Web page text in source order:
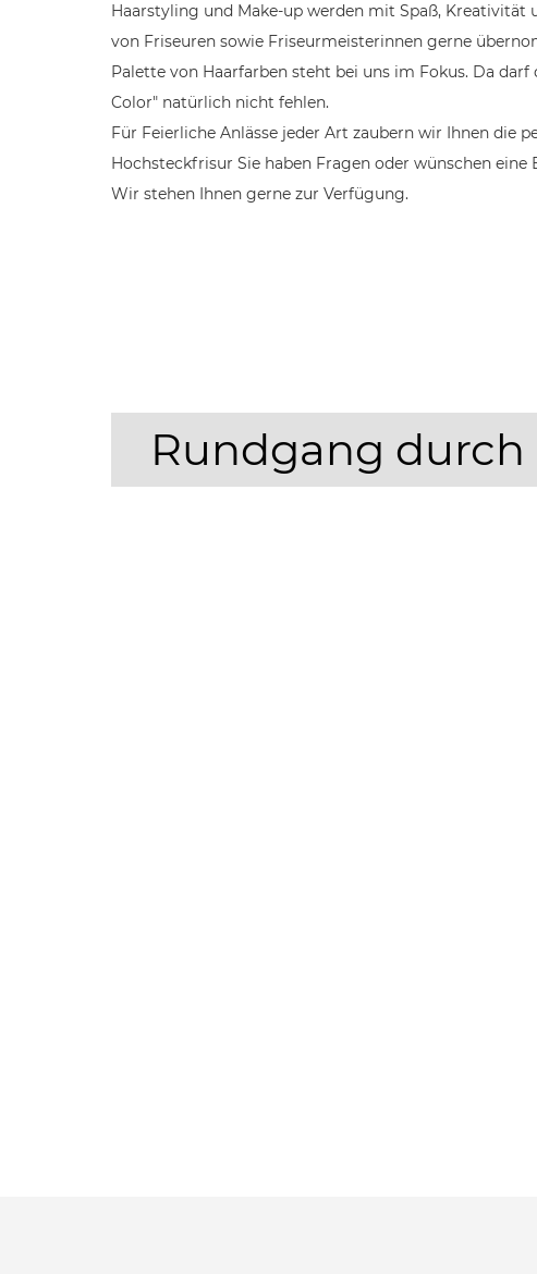
Haarstyling und Make-up werden mit Spaß, Kreativität
von Friseuren sowie Friseurmeisterinnen gerne
Palette von Haarfarben steht bei uns im Fokus. Da darf
Color" natürlich nicht fehlen.
Für Feierliche Anlässe jeder Art zaubern wir Ihnen die
Hochsteckfrisur Sie haben Fragen oder wünschen
Wir stehen Ihnen gerne zur Verfügung.
Rundgang durch